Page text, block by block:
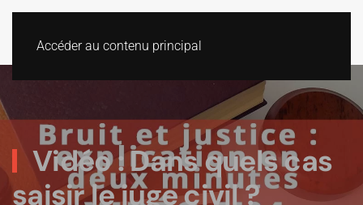
Accéder au contenu principal
Vidéo : Dans quels cas
saisir le juge civil ?